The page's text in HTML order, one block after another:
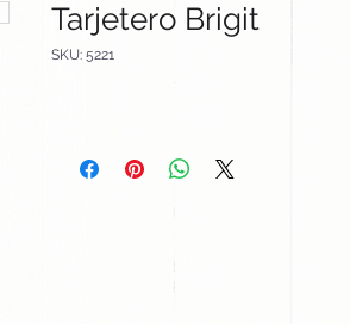
Tarjetero Brigit
SKU: 5221